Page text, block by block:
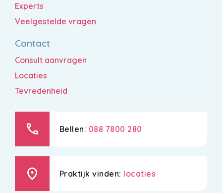
Experts
Veelgestelde vragen
Contact
Consult aanvragen
Locaties
Tevredenheid
call Bellen: 088 7800 280
location_on Praktijk vinden: locaties